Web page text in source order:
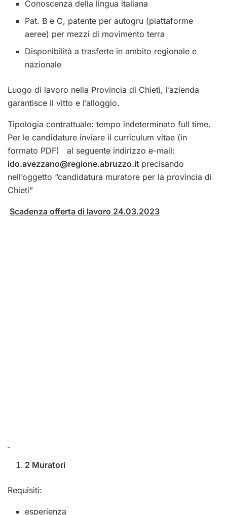
Conoscenza della lingua italiana
Pat. B e C, patente per autogru (piattaforme
aeree) per mezzi di movimento terra
Disponibilità a trasferte in ambito regionale e
nazionale
Luogo di lavoro nella Provincia di Chieti, l’azienda
garantisce il vitto e l’alloggio.
Tipologia contrattuale: tempo indeterminato full time.
Per le candidature inviare il curriculum vitae (in
formato PDF) al seguente indirizzo e-mail:
ido.avezzano@regione.abruzzo.it precisando
nell’oggetto “candidatura muratore per la provincia di
Chieti”
Scadenza offerta di lavoro 24.03.2023
2 Muratori
Requisiti:
esperienza